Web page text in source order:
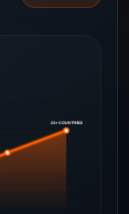
33+ COUNTRIES